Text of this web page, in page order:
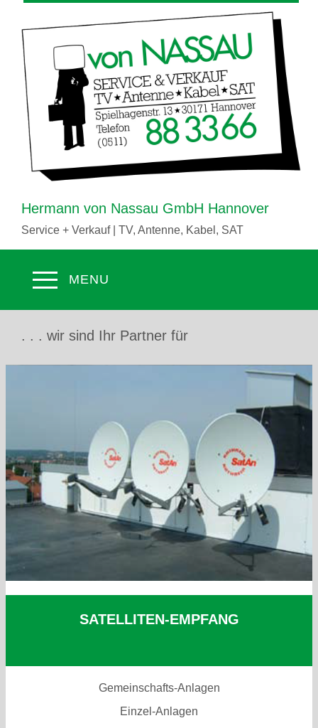
Hermann von Nassau GmbH Hannover
Service + Verkauf | TV, Antenne, Kabel, SAT
MENU
. . . wir sind Ihr Partner für
SATELLITEN-EMPFANG
Gemeinschafts-Anlagen
Einzel-Anlagen